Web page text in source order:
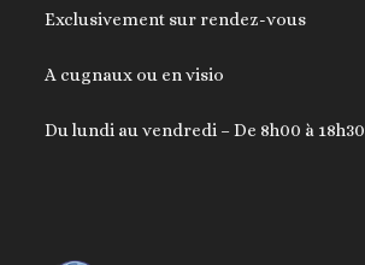
Exclusivement sur rendez-vous
A cugnaux ou en visio
Du lundi au vendredi – De 8h00 à 18h30